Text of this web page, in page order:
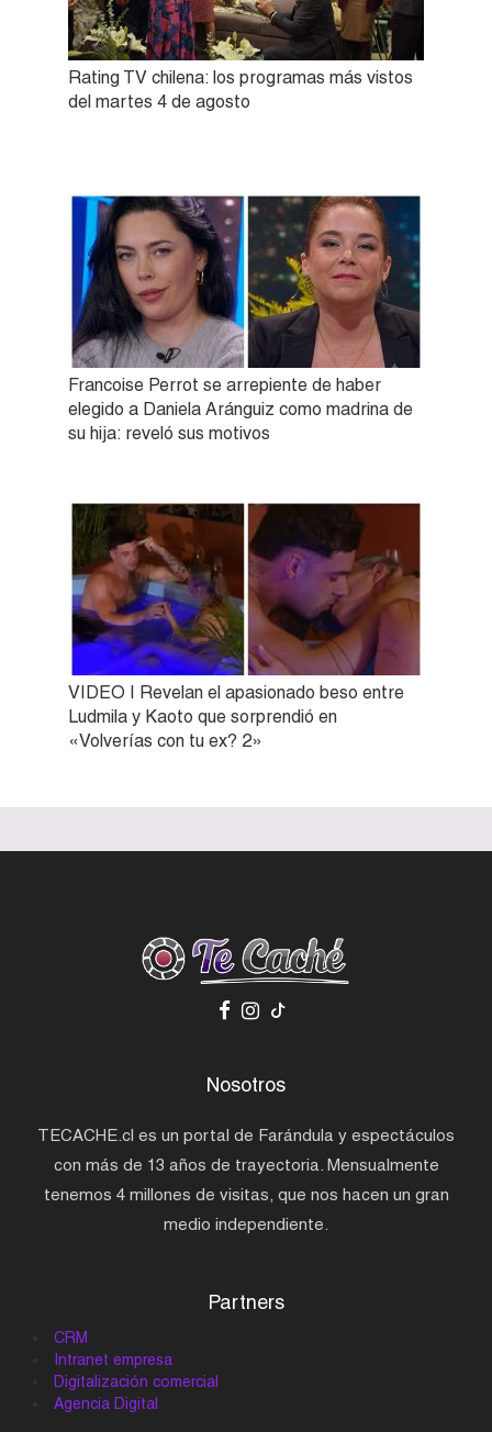
Rating TV chilena: los programas más vistos
del martes 4 de agosto
Francoise Perrot se arrepiente de haber
elegido a Daniela Aránguiz como madrina de
su hija: reveló sus motivos
VIDEO | Revelan el apasionado beso entre
Ludmila y Kaoto que sorprendió en
«Volverías con tu ex? 2»
Nosotros
TECACHE.cl es un portal de Farándula y espectáculos
con más de 13 años de trayectoria. Mensualmente
tenemos 4 millones de visitas, que nos hacen un gran
medio independiente.
Partners
CRM
Intranet empresa
Digitalización comercial
Agencia Digital